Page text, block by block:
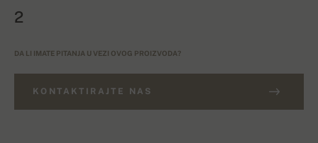
2
DA LI IMATE PITANJA U VEZI OVOG PROIZVODA?
KONTAKTIRAJTE NAS